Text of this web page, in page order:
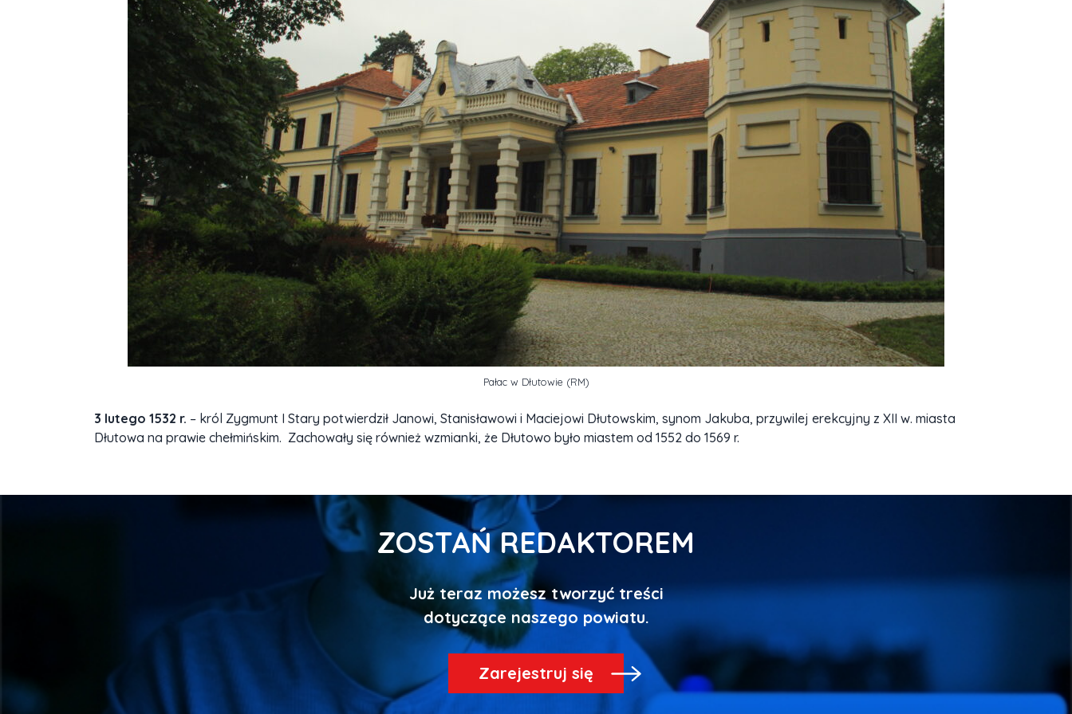
Pałac w Dłutowie (RM)
3 lutego 1532 r. – król Zygmunt I Stary potwierdził Janowi, Stanisławowi i Maciejowi Dłutowskim, synom Jakuba, przywilej erekcyjny z XII w. miasta
Dłutowa na prawie chełmińskim. Zachowały się również wzmianki, że Dłutowo było miastem od 1552 do 1569 r.
ZOSTAŃ REDAKTOREM
Już teraz możesz tworzyć treści
Zarejestruj się